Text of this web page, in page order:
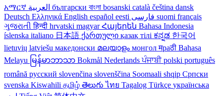
አማርኛ български বাংলা bosanski català čeština dansk
Deutsch Ελληνικά English español eesti suomi français
ગુજરાતીहिन्दी hrvatski magyarՀայերեն Bahasa Indonesia
íslenska italiano 日本語 ქართული қазақ тілі ಕನ್ನಡ 한국어
lietuvių latviešu македонски മലയാളം монголमраठी Bahasa
Melayu မြန်မာဘာသာ Bokmål Nederlandsਪੰਜਾਬੀpolski português
română русский slovenčina slovenščina Soomaali shqip Српски
svenska Kiswahili தமிழ் తెలుగుไทย Tagalog Türkçe українська